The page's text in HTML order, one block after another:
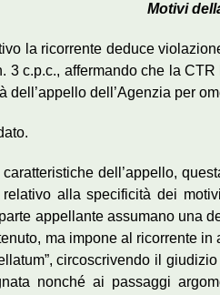
Motivi
la ricorrente deduce
3 c.p.c., affermando che la
dell’appello dell’Agenzia per
caratteristiche dell’appello,
alla specificità dei
appellante assumano una
ma impone al ricorrente
circoscrivendo il
nonché ai passaggi